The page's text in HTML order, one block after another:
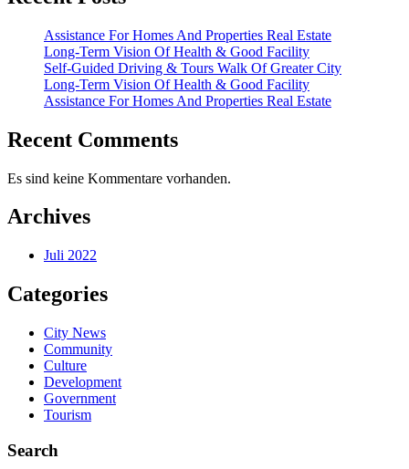
Assistance For Homes And Properties Real Estate
Long-Term Vision Of Health & Good Facility
Self-Guided Driving & Tours Walk Of Greater City
Long-Term Vision Of Health & Good Facility
Assistance For Homes And Properties Real Estate
Recent Comments
Es sind keine Kommentare vorhanden.
Archives
Juli 2022
Categories
City News
Community
Culture
Development
Government
Tourism
Search